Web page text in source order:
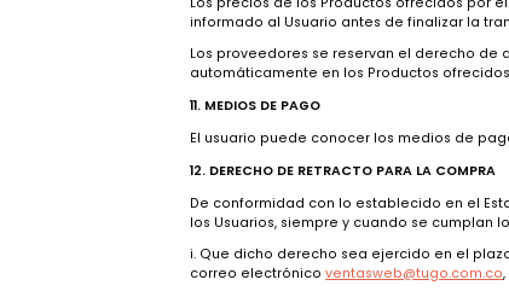
El Usuario adquirirá la propiedad
los gastos de envío, y el Usuario
momento posterior.
9. DISPONIBILIDAD DE PRODUCTOS
Todos los pedidos están sujetos a la
situación será informada al usuario
10. PRECIO DE LOS PRODUCTOS
Los precios de los Productos
informado al Usuario antes de